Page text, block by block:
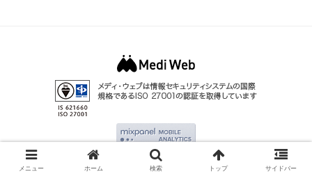
© 2013-2021 THE 3BEES POST.
メニュー ホーム 検索 トップ サイドバー